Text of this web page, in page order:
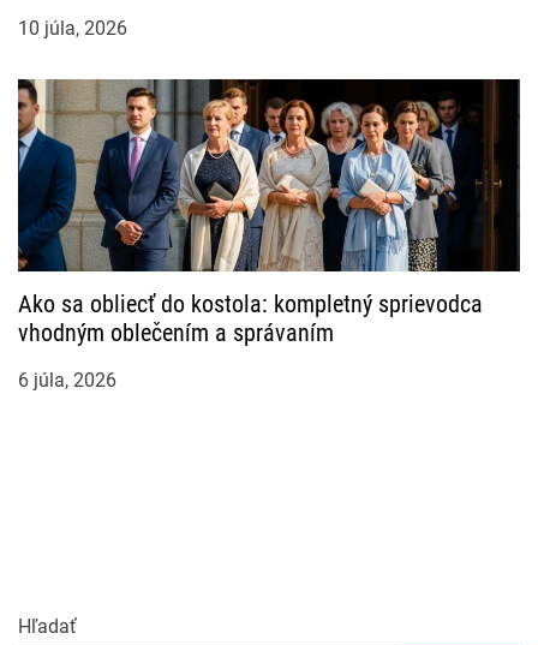
10 júla, 2026
Ako sa obliecť do kostola: kompletný sprievodca
vhodným oblečením a správaním
6 júla, 2026
Hľadať